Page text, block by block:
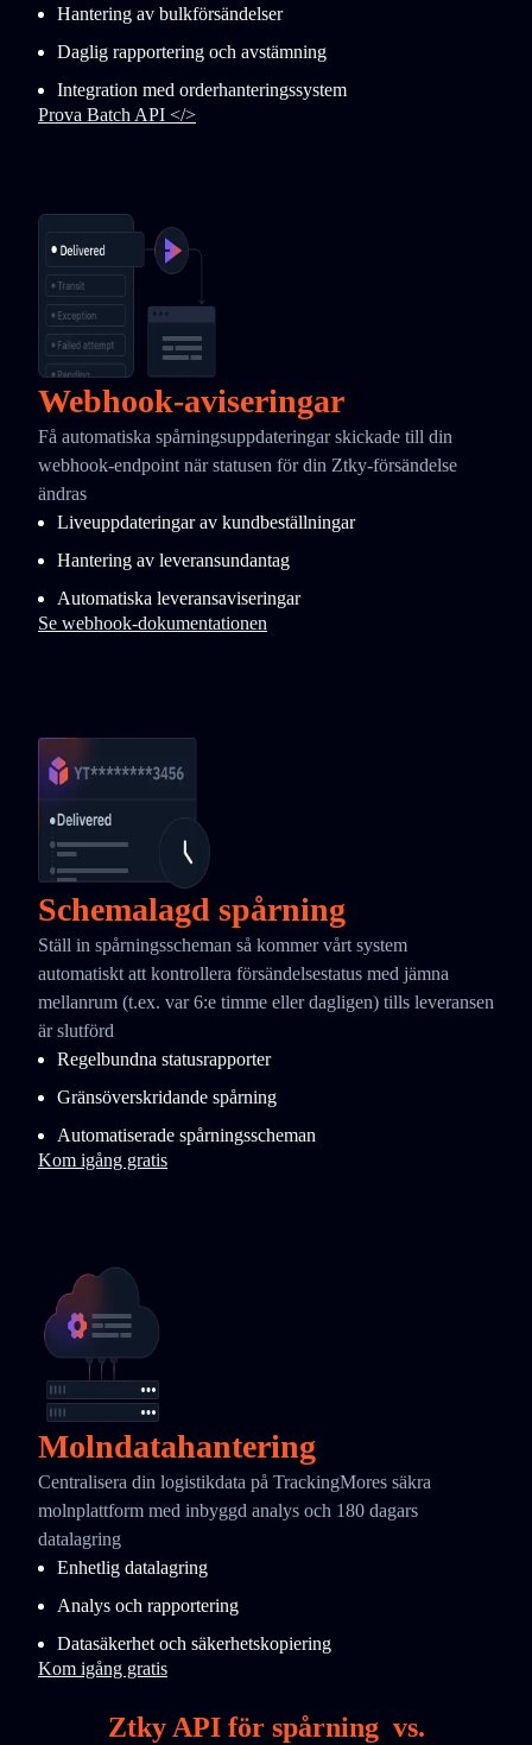
Hantering av bulkförsändelser
Daglig rapportering och avstämning
Integration med orderhanteringssystem
Prova Batch API </>
Webhook-aviseringar
Få automatiska spårningsuppdateringar skickade till din
webhook-endpoint när statusen för din Ztky-försändelse
ändras
Liveuppdateringar av kundbeställningar
Hantering av leveransundantag
Automatiska leveransaviseringar
Se webhook-dokumentationen
Schemalagd spårning
Ställ in spårningsscheman så kommer vårt system
automatiskt att kontrollera försändelsestatus med jämna
mellanrum (t.ex. var 6:e timme eller dagligen) tills leveransen
är slutförd
Regelbundna statusrapporter
Gränsöverskridande spårning
Automatiserade spårningsscheman
Kom igång gratis
Molndatahantering
Centralisera din logistikdata på TrackingMores säkra
molnplattform med inbyggd analys och 180 dagars
datalagring
Enhetlig datalagring
Analys och rapportering
Datasäkerhet och säkerhetskopiering
Kom igång gratis
Ztky API för spårning vs.